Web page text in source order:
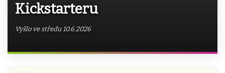
Kickstarteru
Vyšlo ve středu 10.6.2026